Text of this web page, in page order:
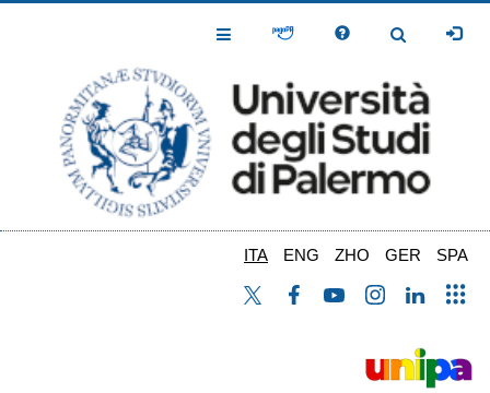
Toggle
Toggle
ITA ENG ZHO GER SPA